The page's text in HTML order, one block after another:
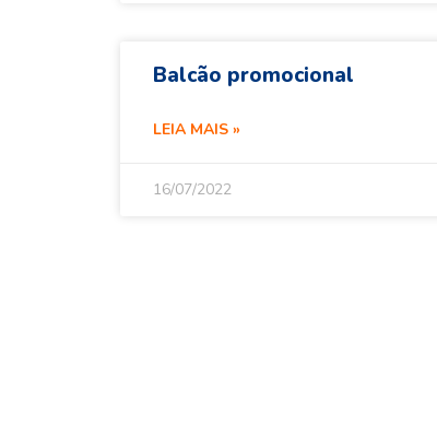
Balcão promocional
LEIA MAIS »
16/07/2022